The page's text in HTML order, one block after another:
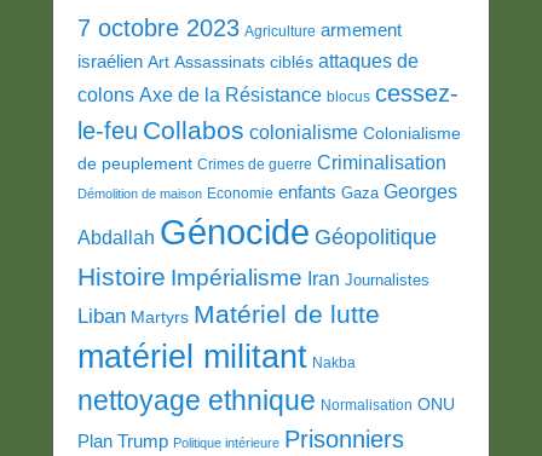
7 octobre 2023 Agriculture armement
israélien Art Assassinats ciblés attaques de
colons Axe de la Résistance blocus cessez-
le-feu Collabos colonialisme Colonialisme
de peuplement Crimes de guerre Criminalisation
Démolition de maison Economie enfants Gaza Georges
Abdallah Génocide Géopolitique
Histoire Impérialisme Iran Journalistes
Liban Martyrs Matériel de lutte
matériel militant Nakba
nettoyage ethnique Normalisation ONU
Plan Trump Politique intérieure Prisonniers